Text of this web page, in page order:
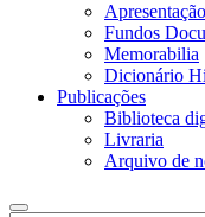
Apresentação
Fundos
Memorabilia
Dicionário
Publicações
Biblioteca
Livraria
Arquivo de